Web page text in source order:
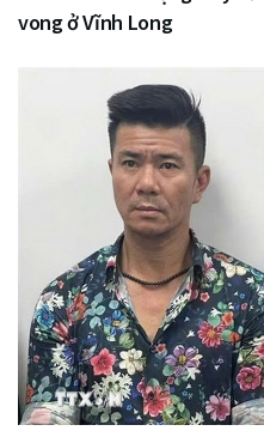
vong ở Vĩnh Long